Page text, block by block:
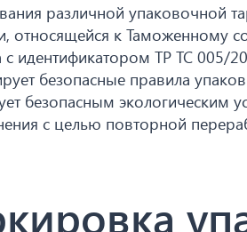
различной упаковочной
относящейся к Таможенному
с идентификатором ТР ТС 005/
безопасные правила
безопасным
с целью повторной